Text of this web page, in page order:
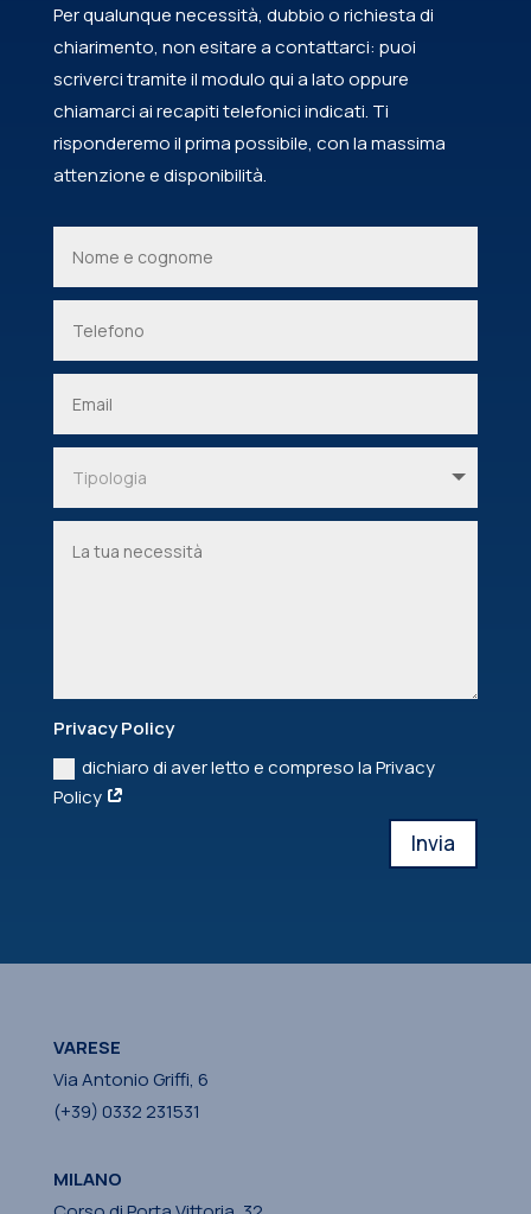
Per qualunque necessità, dubbio o richiesta di
chiarimento, non esitare a contattarci: puoi
scriverci tramite il modulo qui a lato oppure
chiamarci ai recapiti telefonici indicati. Ti
risponderemo il prima possibile, con la massima
attenzione e disponibilità.
Privacy Policy
dichiaro di aver letto e compreso la Privacy
Policy
Invia
VARESE
Via Antonio Griffi, 6
(+39) 0332 231531
MILANO